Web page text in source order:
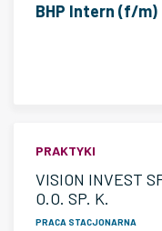
BHP Intern (f/m)
PRAKTYKI
VISION INVEST
O.O. SP. K.
PRACA STACJONARNA